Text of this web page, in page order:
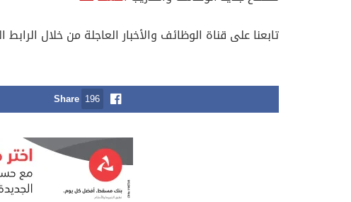
تابعنا على قناة الوظائف والأخبار العاجلة من خلال
Share 196